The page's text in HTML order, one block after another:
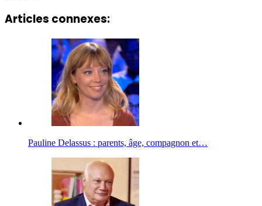
Articles connexes:
Pauline Delassus : parents, âge, compagnon et…